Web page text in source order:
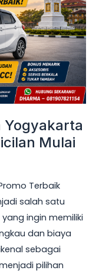
Yogyakarta
Mulai
Terbaik
salah satu
ingin memiliki
dan biaya
sebagai
pilihan